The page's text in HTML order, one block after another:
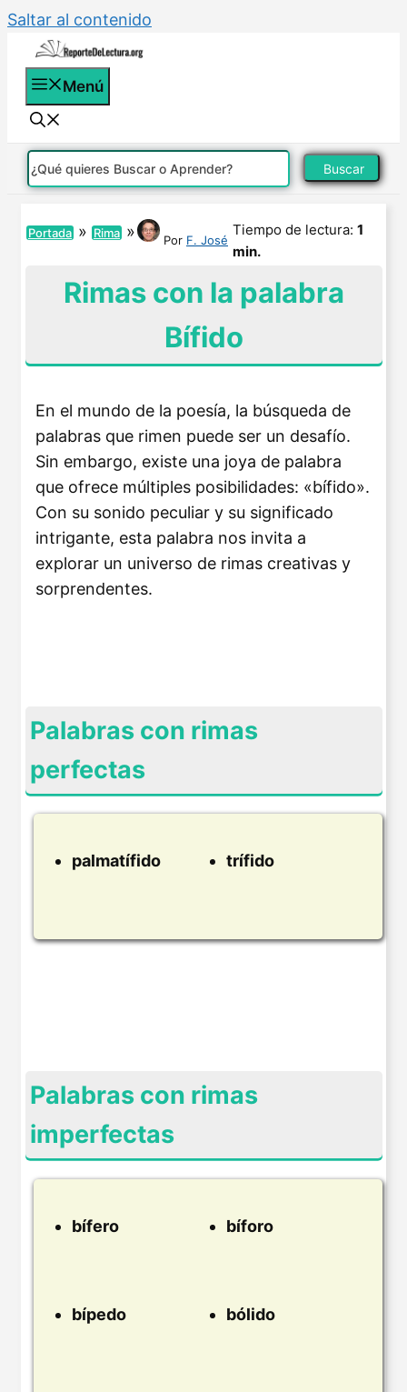
Saltar al contenido
Menú
Buscar
Portada » Rima » Por F. José
Tiempo de lectura: 1
min.
Rimas con la palabra
Bífido
En el mundo de la poesía, la búsqueda de
palabras que rimen puede ser un desafío.
Sin embargo, existe una joya de palabra
que ofrece múltiples posibilidades: «bífido».
Con su sonido peculiar y su significado
intrigante, esta palabra nos invita a
explorar un universo de rimas creativas y
sorprendentes.
Palabras con rimas
perfectas
palmatífido trífido
Palabras con rimas
imperfectas
bífero bíforo
bípedo bólido